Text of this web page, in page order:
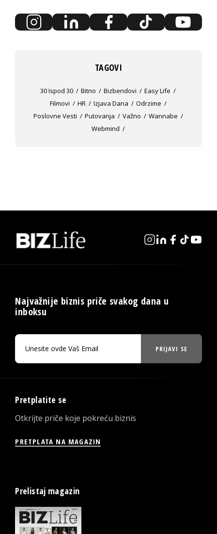
TAGOVI
30 Ispod 30 Bitno Bizbendovi
Easy Life
Filmovi
HR Izjava Dana
Odrzime
Poslovne Vesti
Putovanja Važno
Wannabe
Webmind
Najvažnije biznis priče svakog dana u
inboksu
PRIJAVI SE
Pretplatite se
Otkrijte priče koje pokreću biznis
PRETPLATA NA MAGAZIN
Prelistaj magazin